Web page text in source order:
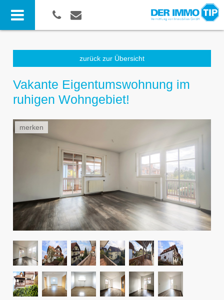
zurück zur Übersicht
Vakante Eigentumswohnung im
ruhigen Wohngebiet!
merken